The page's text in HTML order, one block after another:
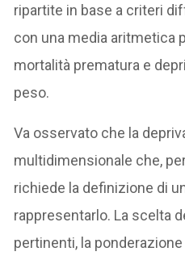
ripartite in base a criteri
con una media aritmetica
mortalità prematura e
peso.
Va osservato che la
multidimensionale che,
richiede la definizione di
rappresentarlo. La scelta
pertinenti, la